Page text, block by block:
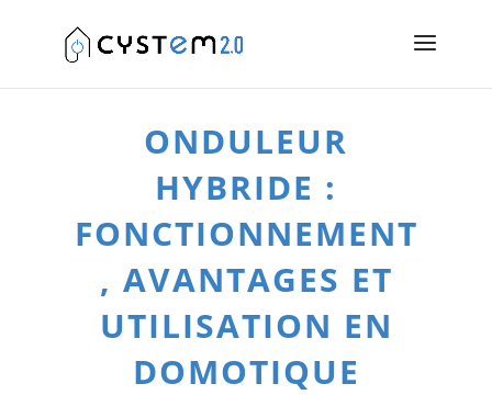
ONDULEUR
HYBRIDE :
FONCTIONNEMENT
, AVANTAGES ET
UTILISATION EN
DOMOTIQUE